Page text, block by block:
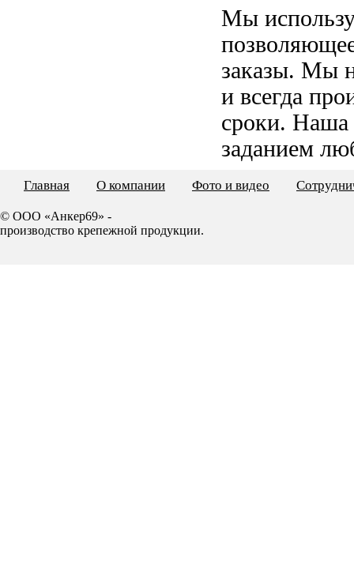
Мы
заказы. Мы
и всегда
сроки. Наша
заданием
Главная О компании Фото и видео
© ООО «Анкер69» -
производство крепежной продукции.